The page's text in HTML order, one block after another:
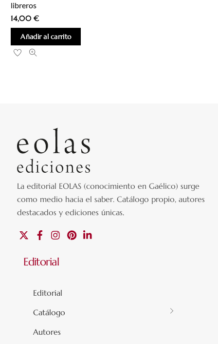
libreros
14,00€
Añadir al carrito
La editorial EOLAS (conocimiento en Gaélico) surge
como medio hacia el saber.Catálogo propio, autores
destacados y ediciones únicas.
FacebookInstagramPinterest
Editorial
Editorial
Catálogo
Autores